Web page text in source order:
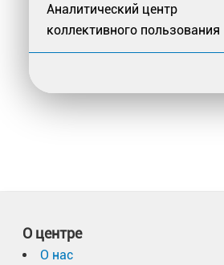
Аналитический центр
коллективного пользования
О центре
О нас